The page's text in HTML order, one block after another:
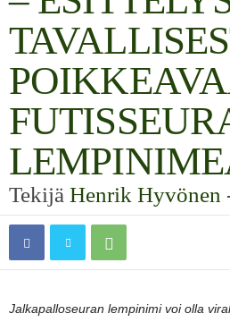
Tekijä Henrik Hyvönen
Jalkapalloseuran lempinimi voi olla